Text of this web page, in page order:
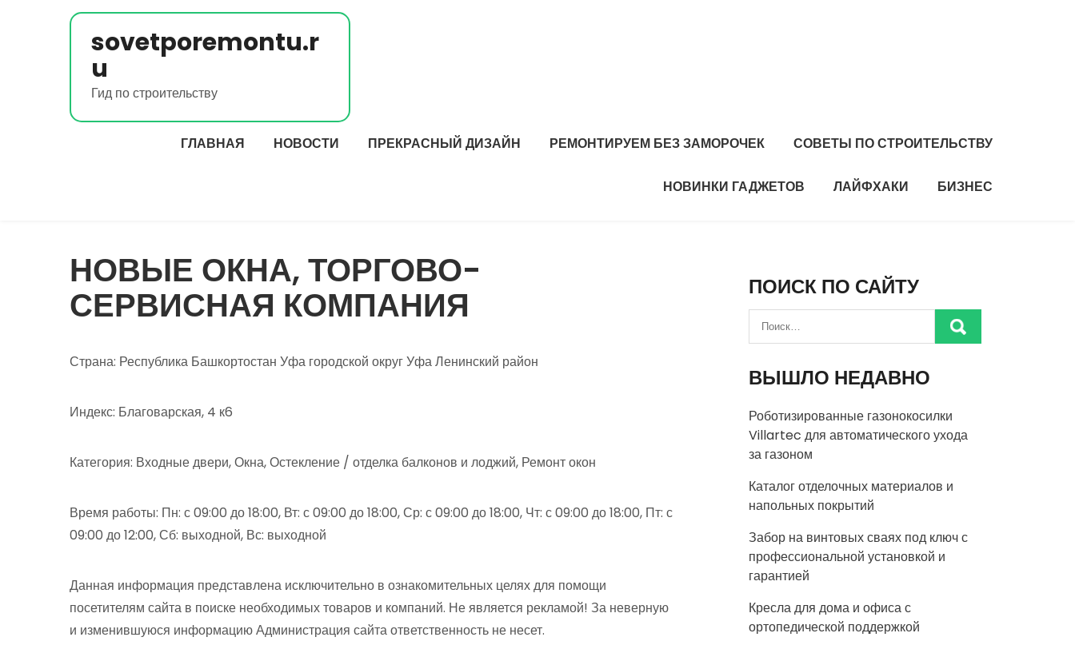
sovetporemontu.r
u
Гид по строительству
ГЛАВНАЯ НОВОСТИ ПРЕКРАСНЫЙ ДИЗАЙН РЕМОНТИРУЕМ БЕЗ ЗАМОРОЧЕК СОВЕТЫ ПО СТРОИТЕЛЬСТВУ
НОВИНКИ ГАДЖЕТОВ ЛАЙФХАКИ БИЗНЕС
НОВЫЕ ОКНА, ТОРГОВО-
СЕРВИСНАЯ КОМПАНИЯ
Страна: Республика Башкортостан Уфа городской округ Уфа Ленинский район
Индекс: Благоварская, 4 к6
Категория: Входные двери, Окна, Остекление / отделка балконов и лоджий, Ремонт окон
Время работы: Пн: с 09:00 до 18:00, Вт: с 09:00 до 18:00, Ср: с 09:00 до 18:00, Чт: с 09:00 до 18:00, Пт: с
09:00 до 12:00, Сб: выходной, Вс: выходной
Данная информация представлена исключительно в ознакомительных целях для помощи
посетителям сайта в поиске необходимых товаров и компаний. Не является рекламой! За неверную
и изменившуюся информацию Администрация сайта ответственность не несет.
ПОИСК ПО САЙТУ
ВЫШЛО НЕДАВНО
Роботизированные газонокосилки
Villartec для автоматического ухода
за газоном
Каталог отделочных материалов и
напольных покрытий
Забор на винтовых сваях под ключ с
профессиональной установкой и
гарантией
Кресла для дома и офиса с
ортопедической поддержкой